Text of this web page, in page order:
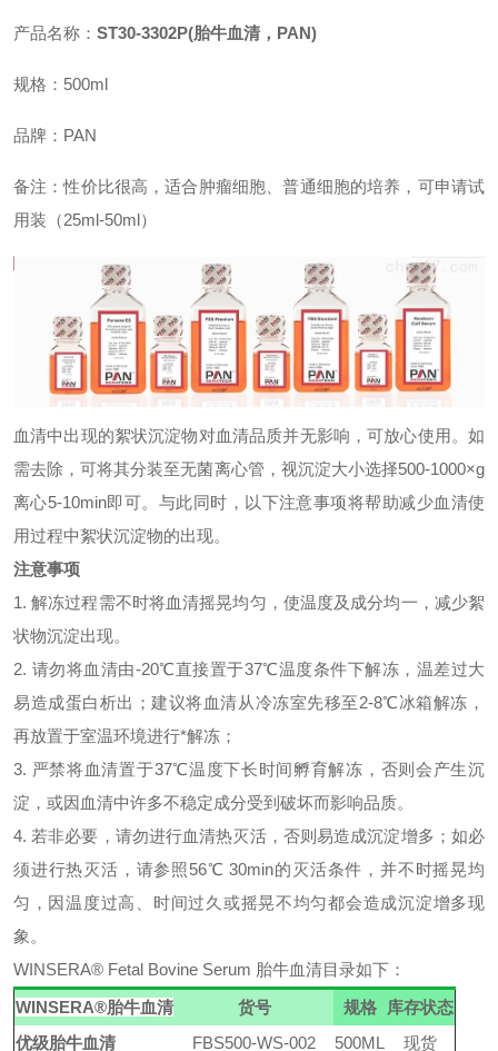
产品名称： ST30-3302P(胎牛血清，PAN)
规格：500ml
品牌：PAN
备注：性价比很高 ，适合肿瘤细胞、普通细胞的培养，可申请试
用装（25ml-50ml）
血清中出现的絮状沉淀物对血清品质并无影响，可放心使用。 如
需去除，可将其分装至无菌离心管，视沉淀大小选择500-1000×g
离心5-10min即可。与此同时，以下注意事项将帮助减少血清使
用过程中絮状沉淀物的出现。
注意事项
1.解冻过程需不时将血清摇晃均匀，使温度及成分均一，减少絮
状物沉淀出现。
2. 请勿将血清由-20℃直接置于37℃温度条件下解冻，温差过大
易造成蛋白析出；建议将血清从冷冻室先移至2-8℃冰箱解冻，
再放置于室温环境进行*解冻；
3. 严禁将血清置于37℃温度下长时间孵育解冻，否则会产生沉
淀，或因血清中许多不稳定成分受到破坏而影响品质。
4. 若非必要，请勿进行血清热灭活，否则易造成沉淀增多；如必
须进行热灭活，请参照56℃ 30min的灭活条件，并不时摇晃均
匀，因温度过高、时间过久或摇晃不均匀都会造成沉淀增多现
象。
WINSERA® Fetal Bovine Serum 胎牛血清目录如下：
WINSERA®胎牛血清 货号 规格
库存状态
优级胎牛血清 FBS500-WS-002 500ML 现货